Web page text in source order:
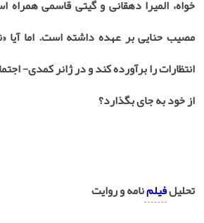
خواه، المیرا دهقانی و گیتی قاسمی
مصیب حنایی بر عهده داشته است. اما آیا
انتظارات را برآورده کند و در ژانر کمدی-
از خود به جای بگذارد؟
تحلیلفیلم‌نامه و روایت